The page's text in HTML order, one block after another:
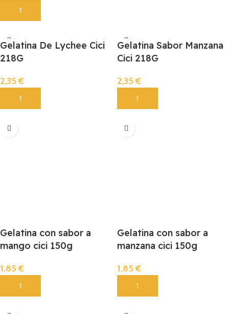
Añadir
Gelatina De Lychee Cici
218G
2,35€
Añadir
Gelatina Sabor Manzana
Cici 218G
2,35€
Añadir
Gelatina con sabor a
mango cici 150g
1,85€
Añadir
Gelatina con sabor a
manzana cici 150g
1,85€
Añadir